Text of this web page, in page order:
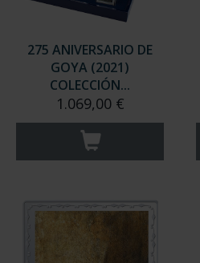
275 ANIVERSARIO DE
GOYA (2021)
COLECCIÓN...
1.069,00 €